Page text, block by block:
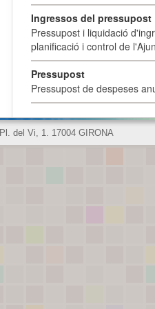
Ingressos del pressupost
Pressupost i liquidació
planificació i control de
Pressupost
Pressupost de despeses
Pl. del Vi, 1. 17004 GIRONA